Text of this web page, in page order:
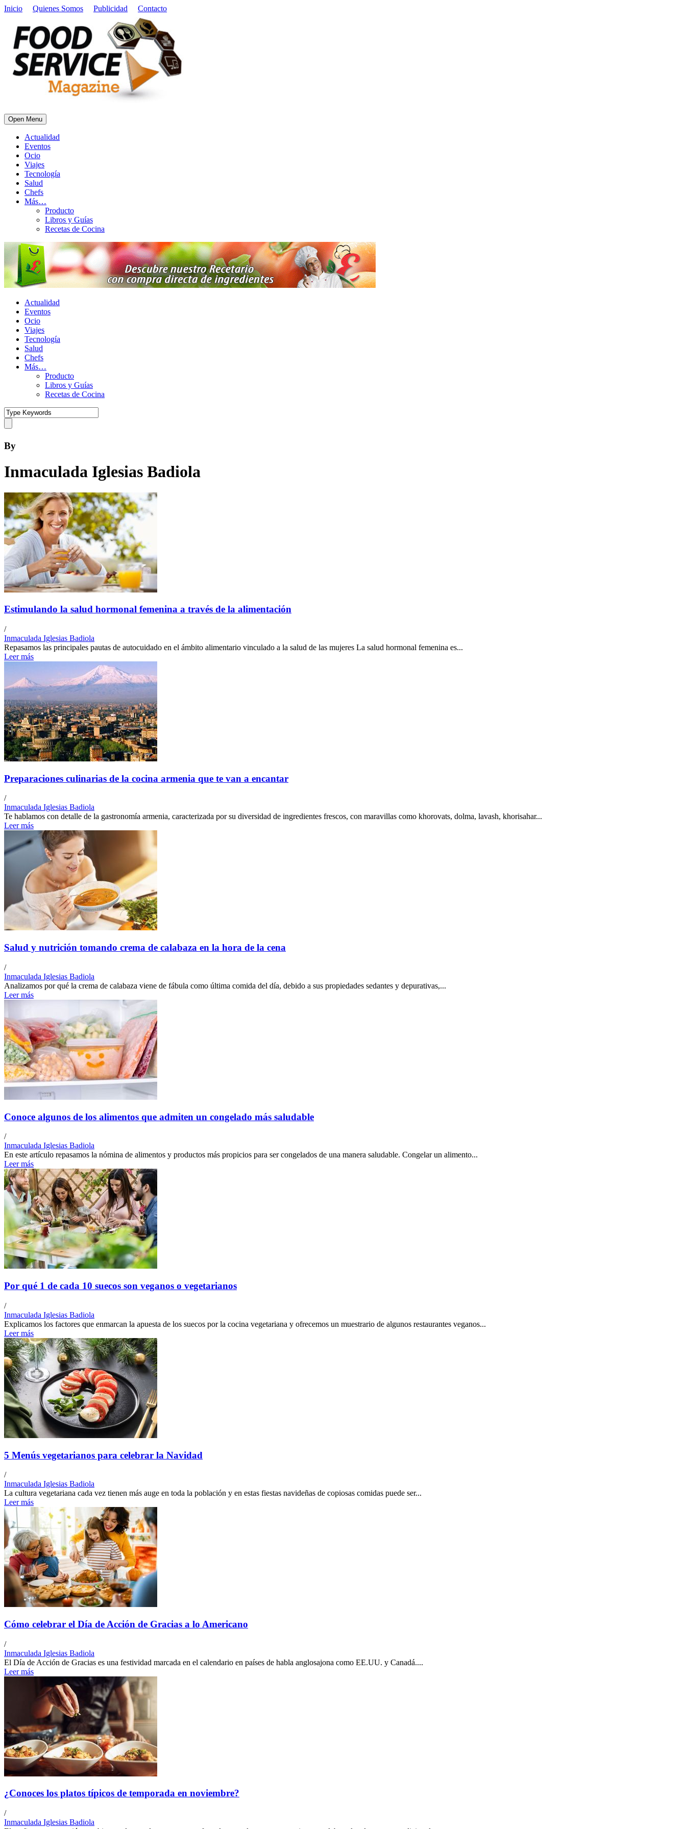
Inicio Quienes Somos Publicidad Contacto
Open Menu
Actualidad
Eventos
Ocio
Viajes
Tecnología
Salud
Chefs
Más…
Producto
Libros y Guías
Recetas de Cocina
Actualidad
Eventos
Ocio
Viajes
Tecnología
Salud
Chefs
Más…
Producto
Libros y Guías
Recetas de Cocina
By
Inmaculada Iglesias Badiola
Estimulando la salud hormonal femenina a través de la alimentación
/
Inmaculada Iglesias Badiola
Repasamos las principales pautas de autocuidado en el ámbito alimentario vinculado a la salud de las mujeres La salud hormonal femenina es...
Leer más
Preparaciones culinarias de la cocina armenia que te van a encantar
/
Inmaculada Iglesias Badiola
Te hablamos con detalle de la gastronomía armenia, caracterizada por su diversidad de ingredientes frescos, con maravillas como khorovats, dolma, lavash, khorisahar...
Leer más
Salud y nutrición tomando crema de calabaza en la hora de la cena
/
Inmaculada Iglesias Badiola
Analizamos por qué la crema de calabaza viene de fábula como última comida del día, debido a sus propiedades sedantes y depurativas,...
Leer más
Conoce algunos de los alimentos que admiten un congelado más saludable
/
Inmaculada Iglesias Badiola
En este artículo repasamos la nómina de alimentos y productos más propicios para ser congelados de una manera saludable. Congelar un alimento...
Leer más
Por qué 1 de cada 10 suecos son veganos o vegetarianos
/
Inmaculada Iglesias Badiola
Explicamos los factores que enmarcan la apuesta de los suecos por la cocina vegetariana y ofrecemos un muestrario de algunos restaurantes veganos...
Leer más
5 Menús vegetarianos para celebrar la Navidad
/
Inmaculada Iglesias Badiola
La cultura vegetariana cada vez tienen más auge en toda la población y en estas fiestas navideñas de copiosas comidas puede ser...
Leer más
Cómo celebrar el Día de Acción de Gracias a lo Americano
/
Inmaculada Iglesias Badiola
El Día de Acción de Gracias es una festividad marcada en el calendario en países de habla anglosajona como EE.UU. y Canadá....
Leer más
¿Conoces los platos típicos de temporada en noviembre?
/
Inmaculada Iglesias Badiola